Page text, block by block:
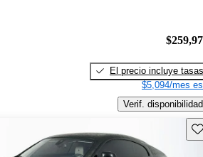
El precio incluye tasas
$5,094/mes
Verif. disponibilidad